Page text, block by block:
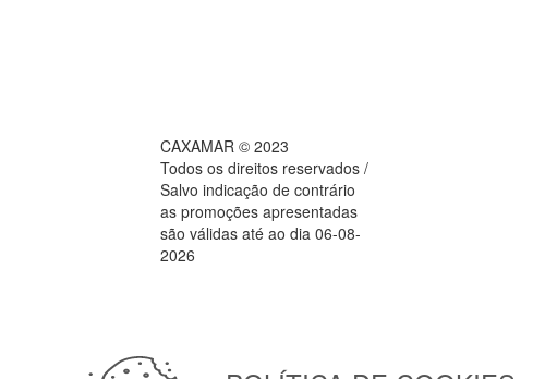
CAXAMAR © 2023
Todos os direitos reservados /
Salvo indicação de contrário
as promoções apresentadas
são válidas até ao dia 06-08-
2026